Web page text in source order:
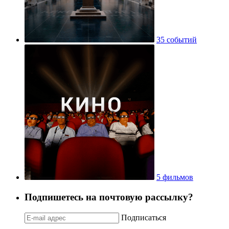
35 событий
5 фильмов
Подпишетесь на почтовую рассылку?
Подписаться